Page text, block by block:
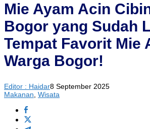
Mie Ayam Acin
Bogor yang Sudah
Tempat Favorit Mie
Warga Bogor!
Editor : Haidar8 September 2025
Makanan Wisata